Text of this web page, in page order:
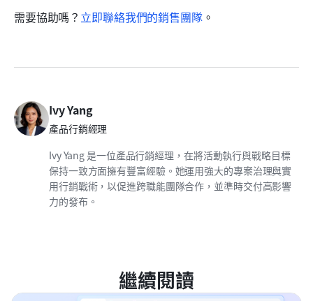
需要協助嗎？ 立即聯絡我們的銷售團隊。
Ivy Yang
產品行銷經理
Ivy Yang 是一位產品行銷經理，在將活動執行與戰略目標
保持一致方面擁有豐富經驗。她運用強大的專案治理與實
用行銷戰術，以促進跨職能團隊合作，並準時交付高影響
力的發布。
繼續閱讀